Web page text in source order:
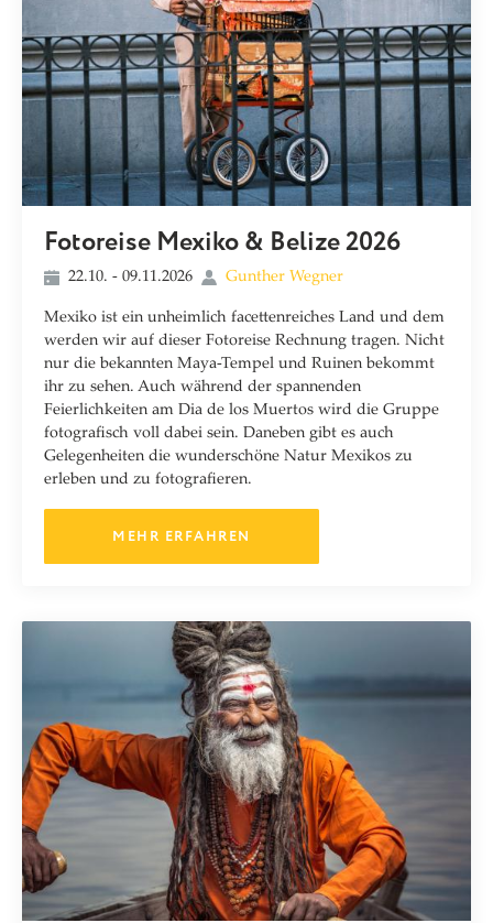
Fotoreise Mexiko & Belize 2026
22.10. - 09.11.2026 Gunther Wegner
Mexiko ist ein unheimlich facettenreiches Land und dem
werden wir auf dieser Fotoreise Rechnung tragen. Nicht
nur die bekannten Maya-Tempel und Ruinen bekommt
ihr zu sehen. Auch während der spannenden
Feierlichkeiten am Dia de los Muertos wird die Gruppe
fotografisch voll dabei sein. Daneben gibt es auch
Gelegenheiten die wunderschöne Natur Mexikos zu
erleben und zu fotografieren.
MEHR ERFAHREN